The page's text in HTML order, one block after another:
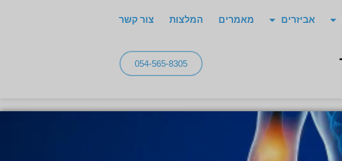
אביזרים מאמרים המלצות צור קשר
054-565-8305